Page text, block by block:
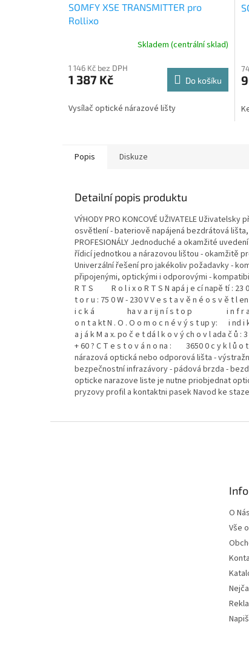
SOMFY XSE TRANSMITTER pro
Rollixo
Skladem (centrální sklad)
1 146 Kč bez DPH
1 387 Kč Do košíku
Vysílač optické nárazové lišty
Popis Diskuze
Detailní popis produktu
VÝHODY PRO KONCOVÉ UŽIVATELE
osvětlení - bateriově napájená bezdrátová
PROFESIONÁLY Jednoduché a okamžité
řídicí jednotkou a nárazovou lištou - okamžitě
Univerzální řešení pro jakékoliv požadavky -
připojenými, optickými i odporovými -
R T S R o l i x o R T S N apá j e cí napě tí : 23 0
t o r u : 75 0 W - 230 V V e s t a v ě n é o s v ě t l
i c k á ha v a r ij n í s t o p i n f r a z á v o
o n t a kt N . O . O o m o c n é v ý s t up y: i nd i
a j á k M a x. po č e t dá l k o v ý ch o v l ada č
+ 60 ? C T e s t o v á n o na : 3650 0 c y k l ů o t
nárazová optická nebo odporová lišta -
bezpečnostní infrazávory - pádová brzda -
opticke narazove liste je nutne priobjednat
pryzovy profil a kontaktni pasek Navod ke
O Nás
Vše